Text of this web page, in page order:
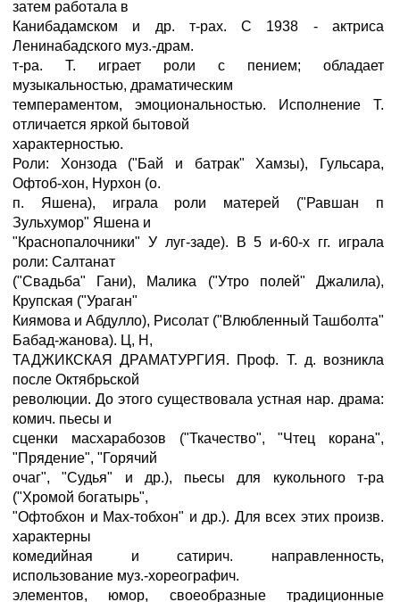
затем работала в
Канибадамском и др. т-рах. С 1938 - актриса
Ленинабадского муз.-драм.
т-ра. Т. играет роли с пением; обладает
музыкальностью, драматическим
темпераментом, эмоциональностью. Исполнение Т.
отличается яркой бытовой
характерностью.
Роли: Хонзода ("Бай и батрак" Хамзы), Гульсара,
Офтоб-хон, Нурхон (о.
п. Яшена), играла роли матерей ("Равшан п
Зульхумор" Яшена и
"Краснопалочники" У луг-заде). В 5 и-60-х гг. играла
роли: Салтанат
("Свадьба" Гани), Малика ("Утро полей" Джалила),
Крупская ("Ураган"
Киямова и Абдулло), Рисолат ("Влюбленный Ташболта"
Бабад-жанова). Ц, Н,
ТАДЖИКСКАЯ ДРАМАТУРГИЯ. Проф. Т. д. возникла
после Октябрьской
революции. До этого существовала устная нар. драма:
комич. пьесы и
сценки масхарабозов ("Ткачество", "Чтец корана",
"Прядение", "Горячий
очаг", "Судья" и др.), пьесы для кукольного т-ра
("Хромой богатырь",
"Офтобхон и Мах-тобхон" и др.). Для всех этих произв.
характерны
комедийная и сатирич. направленность,
использование муз.-хореографич.
элементов, юмор, своеобразные традиционные